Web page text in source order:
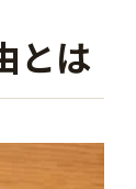
とは